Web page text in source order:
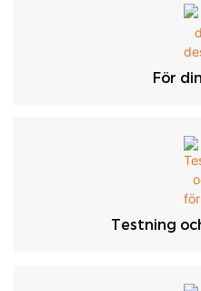
För
Testning